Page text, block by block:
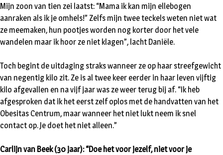
Mijn zoon van tien zei laatst: “Mama ik kan mijn ellebogen
aanraken als ik je omhels!” Zelfs mijn twee teckels weten niet wat
ze meemaken, hun pootjes worden nog korter door het vele
wandelen maar ik hoor ze niet klagen”, lacht Daniële.​
Toch begint de uitdaging straks wanneer ze op haar streefgewicht
van negentig kilo zit. Ze is al twee keer eerder in haar leven vijftig
kilo afgevallen en na vijf jaar was ze weer terug bij af. “Ik heb
afgesproken dat ik het eerst zelf oplos met de handvatten van het
Obesitas Centrum, maar wanneer het niet lukt neem ik snel
contact op. Je doet het niet alleen.”
Carlijn van Beek (30 jaar): “Doe het voor jezelf, niet voor je